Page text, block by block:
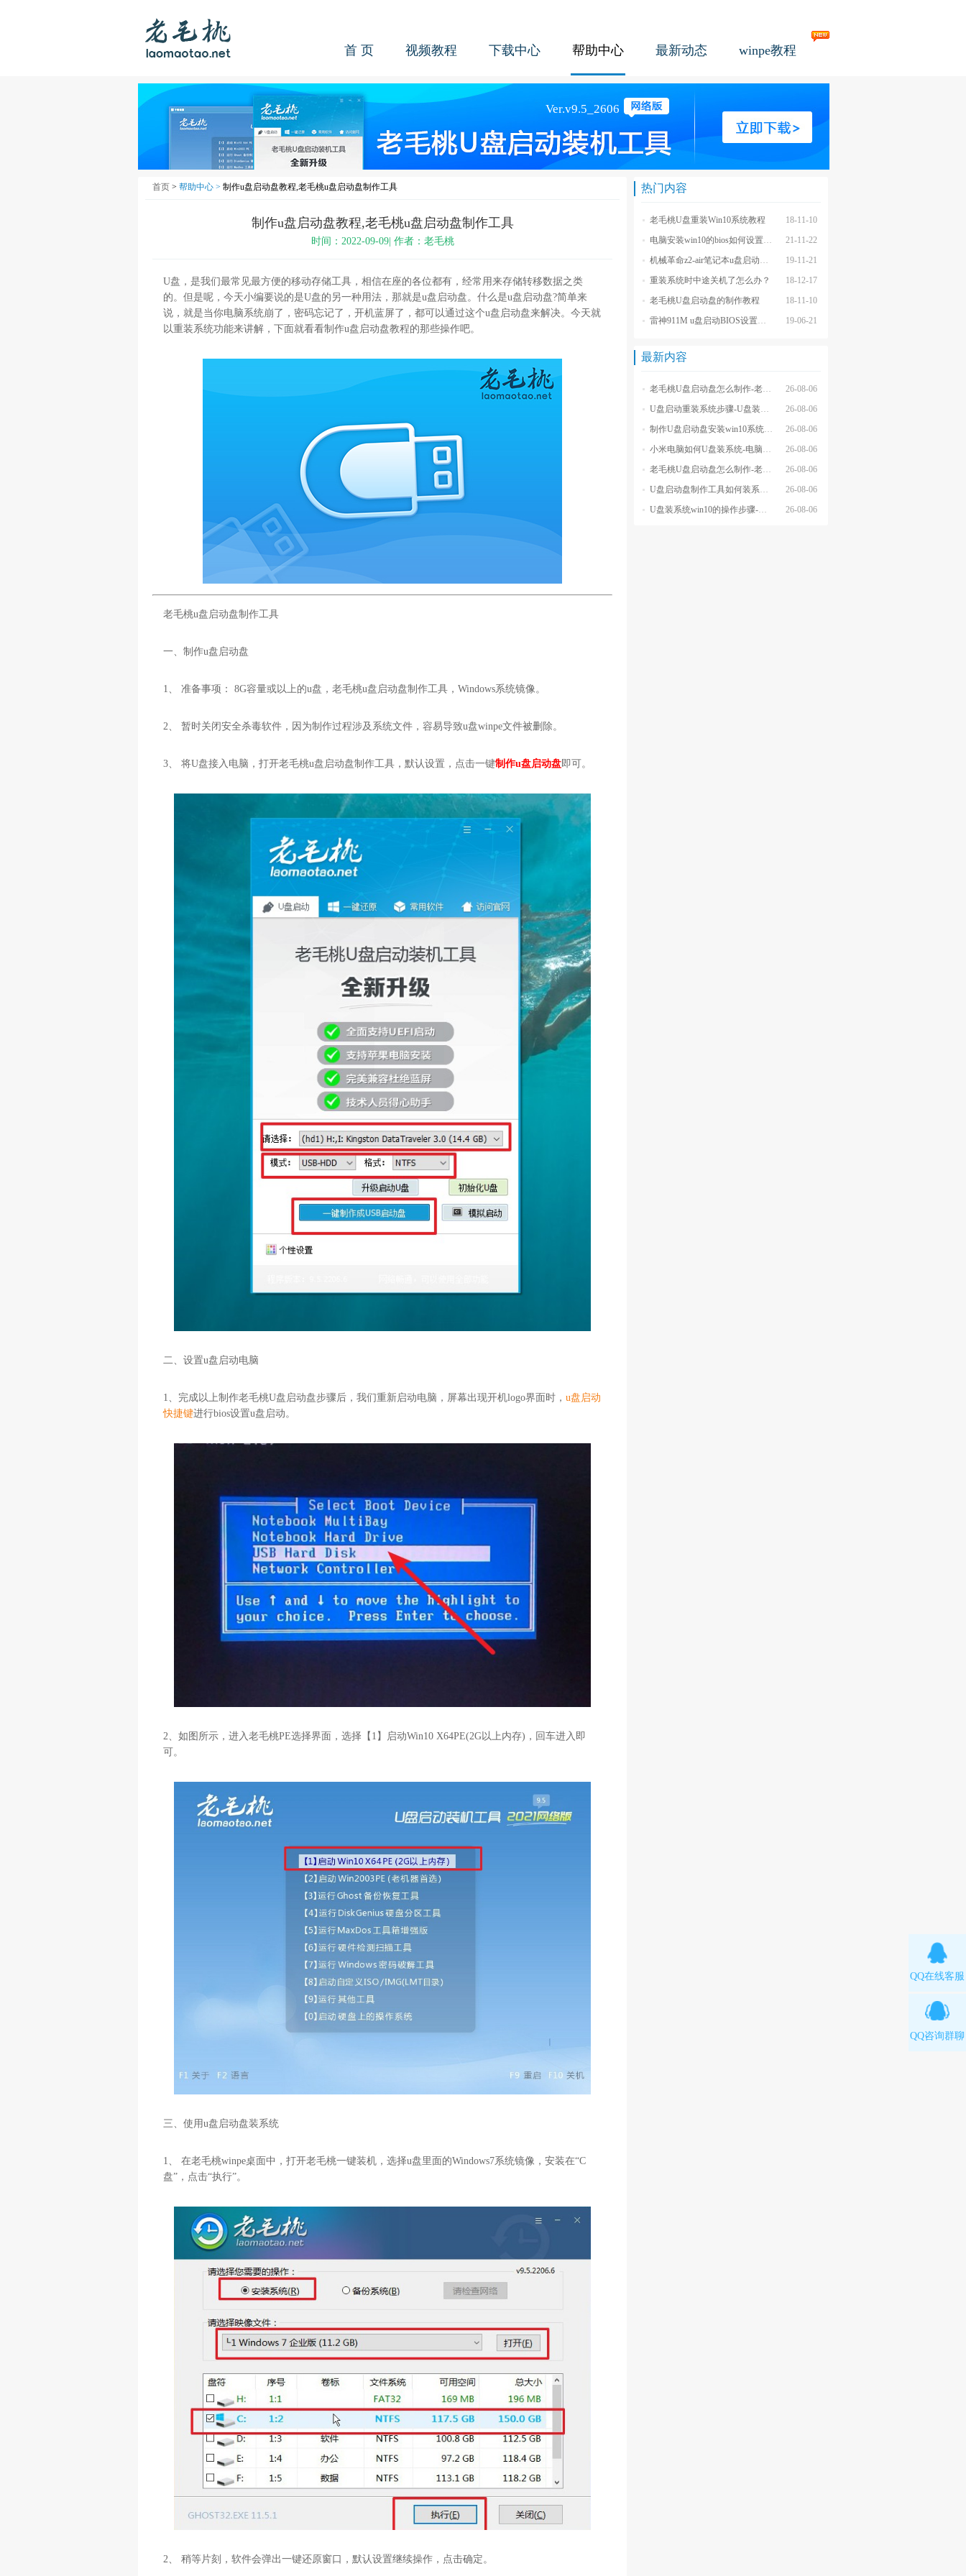
首 页 视频教程 下载中心 帮助中心 最新动态 winpe教程
首页 > 帮助中心 > 制作u盘启动盘教程,老毛桃u盘启动盘制作工具
制作u盘启动盘教程,老毛桃u盘启动盘制作工具
时间：2022-09-09| 作者：老毛桃
U盘，是我们最常见最方便的移动存储工具，相信在座的各位都有，经常用来存储转移数据之类
的。但是呢，今天小编要说的是U盘的另一种用法，那就是u盘启动盘。什么是u盘启动盘?简单来
说，就是当你电脑系统崩了，密码忘记了，开机蓝屏了，都可以通过这个u盘启动盘来解决。今天就
以重装系统功能来讲解，下面就看看制作u盘启动盘教程的那些操作吧。
老毛桃u盘启动盘制作工具
一、制作u盘启动盘
1、 准备事项： 8G容量或以上的u盘，老毛桃u盘启动盘制作工具，Windows系统镜像。
2、 暂时关闭安全杀毒软件，因为制作过程涉及系统文件，容易导致u盘winpe文件被删除。
3、 将U盘接入电脑，打开老毛桃u盘启动盘制作工具，默认设置，点击一键制作u盘启动盘即可。
二、设置u盘启动电脑
1、完成以上制作老毛桃U盘启动盘步骤后，我们重新启动电脑，屏幕出现开机logo界面时， u盘启动
快捷键进行bios设置u盘启动。
2、如图所示，进入老毛桃PE选择界面，选择【1】启动Win10 X64PE(2G以上内存)，回车进入即
可。
三、使用u盘启动盘装系统
1、 在老毛桃winpe桌面中，打开老毛桃一键装机，选择u盘里面的Windows7系统镜像，安装在“C
盘”，点击“执行”。
2、 稍等片刻，软件会弹出一键还原窗口，默认设置继续操作，点击确定。
热门内容
18-11-10
老毛桃U盘重装Win10系统教程
21-11-22
电脑安装win10的bios如何设置u盘图文教程
19-11-21
机械革命z2-air笔记本u盘启动BIOS设置教程
18-12-17
重装系统时中途关机了怎么办？
18-11-10
老毛桃U盘启动盘的制作教程
19-06-21
雷神911M u盘启动BIOS设置教程
最新内容
26-08-06
老毛桃U盘启动盘怎么制作-老毛桃winpeU盘启动盘制作步骤
26-08-06
U盘启动重装系统步骤-U盘装系统步骤操作
26-08-06
制作U盘启动盘安装win10系统步骤-制作U盘启动盘安装win10系统步骤
26-08-06
小米电脑如何U盘装系统-电脑怎么U盘装系统
26-08-06
老毛桃U盘启动盘怎么制作-老毛桃U盘启动盘制作步骤
26-08-06
U盘启动盘制作工具如何装系统- U盘启动盘制作工具怎么装系统
26-08-06
U盘装系统win10的操作步骤-外星人U盘装系统win10电脑
QQ在线客服
QQ咨询群聊